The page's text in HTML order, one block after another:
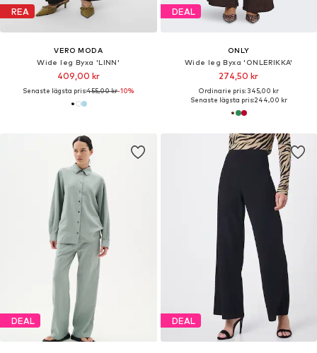
REA
VERO MODA
Wide leg Byxa 'LINN'
409,00 kr
Senaste lägsta pris:455,00 kr-10%
DEAL
ONLY
Wide leg Byxa 'ONLERIKKA'
274,50 kr
Ordinarie pris: 345,00 kr
Senaste lägsta pris:244,00 kr
DEAL DEAL